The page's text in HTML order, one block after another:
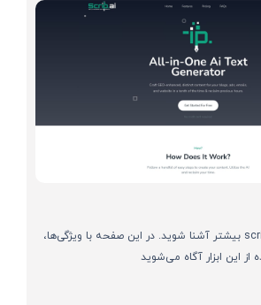
با هوش مصنوعی scrip.ai بیشتر آشنا شوید. در این صفحه با ویژگی‌ها،
از این ابزار آگاه می‌شوید